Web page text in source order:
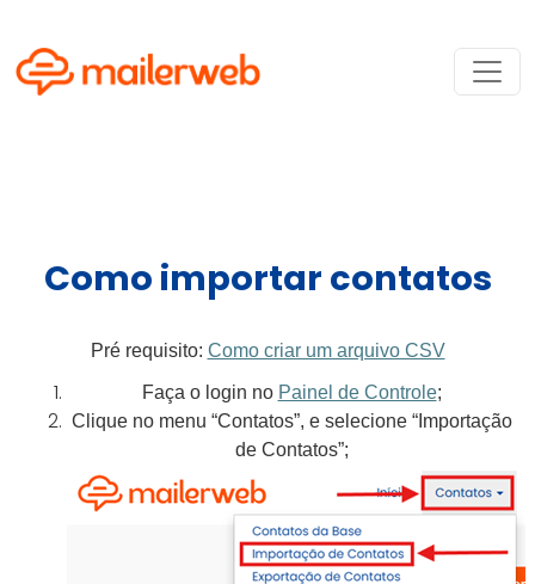
Como importar contatos
Pré requisito: Como criar um arquivo CSV
Faça o login no Painel de Controle;
Clique no menu “Contatos”, e selecione “Importação
de Contatos”;